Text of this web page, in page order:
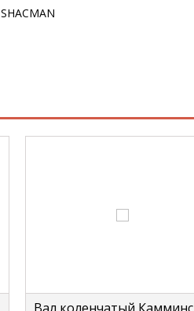
SHACMAN